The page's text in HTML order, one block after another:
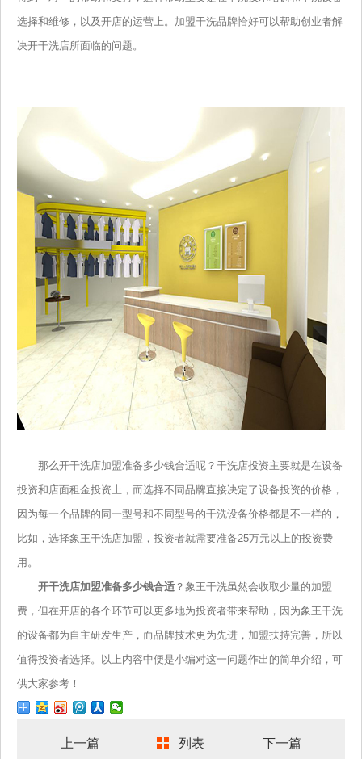
选择和维修，以及开店的运营上。加盟干洗品牌恰好可以帮助创业者解
决开干洗店所面临的问题。
那么开干洗店加盟准备多少钱合适呢？干洗店投资主要就是在设备
投资和店面租金投资上，而选择不同品牌直接决定了设备投资的价格，
因为每一个品牌的同一型号和不同型号的干洗设备价格都是不一样的，
比如，选择象王干洗店加盟，投资者就需要准备25万元以上的投资费
用。
开干洗店加盟准备多少钱合适 ？象王干洗虽然会收取少量的加盟
费，但在开店的各个环节可以更多地为投资者带来帮助，因为象王干洗
的设备都为自主研发生产，而品牌技术更为先进，加盟扶持完善，所以
值得投资者选择。以上内容中便是小编对这一问题作出的简单介绍，可
供大家参考！
上一篇 列表 下一篇